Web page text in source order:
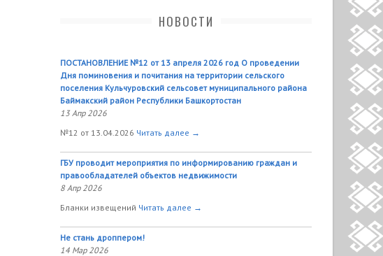
НОВОСТИ
ПОСТАНОВЛЕНИЕ №12 от 13 апреля 2026 год О проведении
Дня поминовения и почитания на территории сельского
поселения Кульчуровский сельсовет муниципального района
Баймакский район Республики Башкортостан
13 Апр 2026
№12 от 13.04.2026 Читать далее →
ГБУ проводит мероприятия по информированию граждан и
правообладателей объектов недвижимости
8 Апр 2026
Бланки извещений Читать далее →
Не стань дроппером!
14 Мар 2026